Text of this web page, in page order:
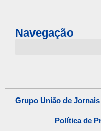
Navegação
Grupo União de
Política de